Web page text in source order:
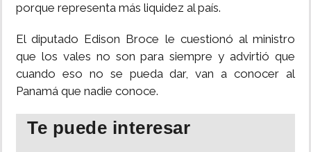
porque representa más liquidez al país.
El diputado Edison Broce le cuestionó al ministro
que los vales no son para siempre y advirtió que
cuando eso no se pueda dar, van a conocer al
Panamá que nadie conoce.
Te puede interesar